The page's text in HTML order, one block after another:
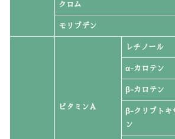
クロム
モリブデン
ビタミンA
レチノール
α-カロテン
β-カロテン
β-クリプトキ
ン